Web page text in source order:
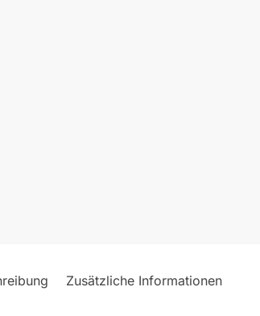
Zusätzliche Informationen